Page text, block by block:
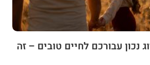
נכון עבורכם לחיים טובים – זה